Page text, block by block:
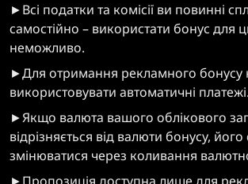
►Всі податки та комісії ви повинні
самостійно – використати бонус для
неможливо.
►Для отримання рекламного бонусу
використовувати автоматичні платежі.
►Якщо валюта вашого облікового
відрізняється від валюти бонусу,
змінюватися через коливання